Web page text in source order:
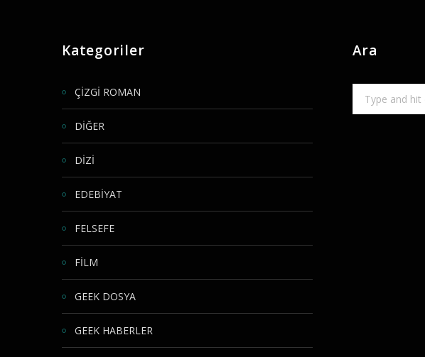
Kategoriler
ÇİZGİ ROMAN
DİĞER
DİZİ
EDEBİYAT
FELSEFE
FİLM
GEEK DOSYA
GEEK HABERLER
Ara
for: